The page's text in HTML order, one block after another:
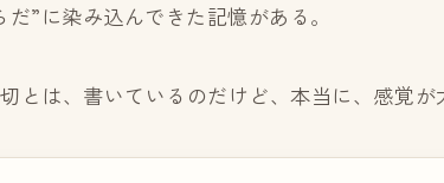
”に染み込んできた記憶がある。
とは、書いているのだけど、本当に、感覚が